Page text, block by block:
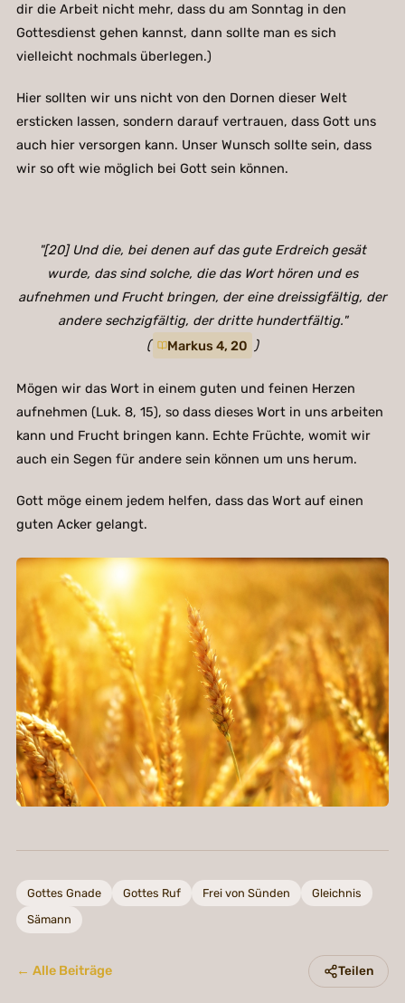
dir die Arbeit nicht mehr, dass du am Sonntag in den
Gottesdienst gehen kannst, dann sollte man es sich
vielleicht nochmals überlegen.)
Hier sollten wir uns nicht von den Dornen dieser Welt
ersticken lassen, sondern darauf vertrauen, dass Gott uns
auch hier versorgen kann. Unser Wunsch sollte sein, dass
wir so oft wie möglich bei Gott sein können.
"[20] Und die, bei denen auf das gute Erdreich gesät
wurde, das sind solche, die das Wort hören und es
aufnehmen und Frucht bringen, der eine dreissigfältig, der
andere sechzigfältig, der dritte hundertfältig."
(
Markus 4, 20 )
Mögen wir das Wort in einem guten und feinen Herzen
aufnehmen (Luk. 8, 15), so dass dieses Wort in uns arbeiten
kann und Frucht bringen kann. Echte Früchte, womit wir
auch ein Segen für andere sein können um uns herum.
Gott möge einem jedem helfen, dass das Wort auf einen
guten Acker gelangt.
Gottes Gnade Gottes Ruf Frei von Sünden
Gleichnis
Sämann
← Alle Beiträge Teilen